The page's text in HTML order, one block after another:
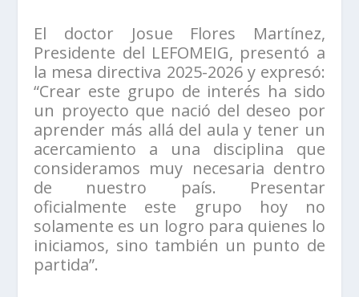
El doctor Josue Flores Martínez,
Presidente del LEFOMEIG, presentó a
la mesa directiva 2025-2026 y expresó:
“Crear este grupo de interés ha sido
un proyecto que nació del deseo por
aprender más allá del aula y tener un
acercamiento a una disciplina que
consideramos muy necesaria dentro
de nuestro país. Presentar
oficialmente este grupo hoy no
solamente es un logro para quienes lo
iniciamos, sino también un punto de
partida”.